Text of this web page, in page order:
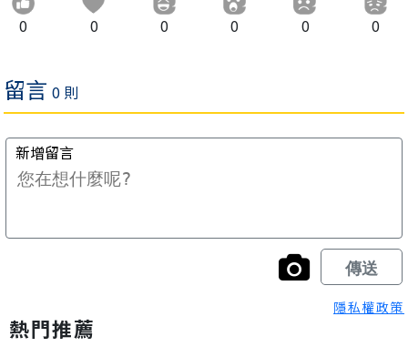
0 0 0 0 0 0
隱私權政策
熱門推薦